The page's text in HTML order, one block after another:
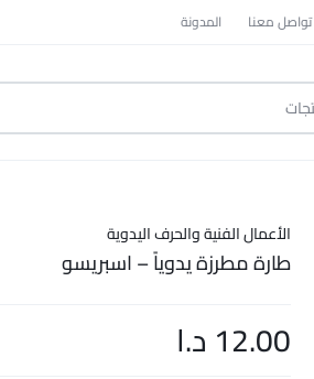
تواصل معنا المدونة
الأعمال الفنية والحرف اليدوية
طارة مطرزة يدوياً – اسبريسو
12.00 د.ا